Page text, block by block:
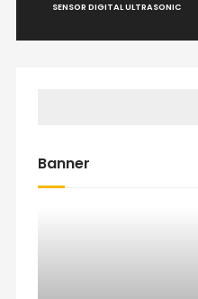
SENSOR DIGITAL ULTRASONIC
Banner